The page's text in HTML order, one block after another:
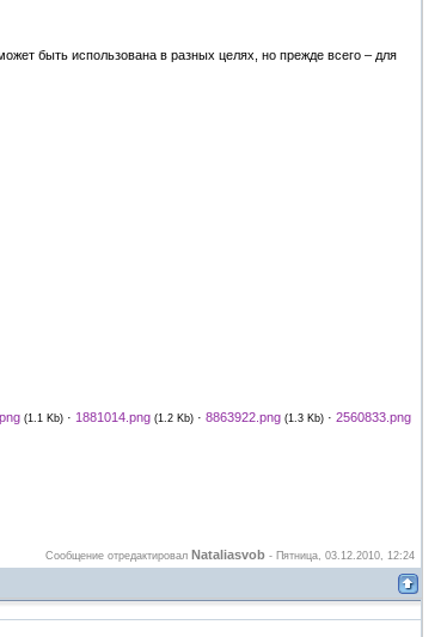
быть использована в разных целях, но прежде всего – для
(1.1 Kb) · 1881014.png (1.2 Kb) · 8863922.png (1.3 Kb) · 2560833.png
Сообщение отредактировал Nataliasvob - Пятница, 03.12.2010, 12:24